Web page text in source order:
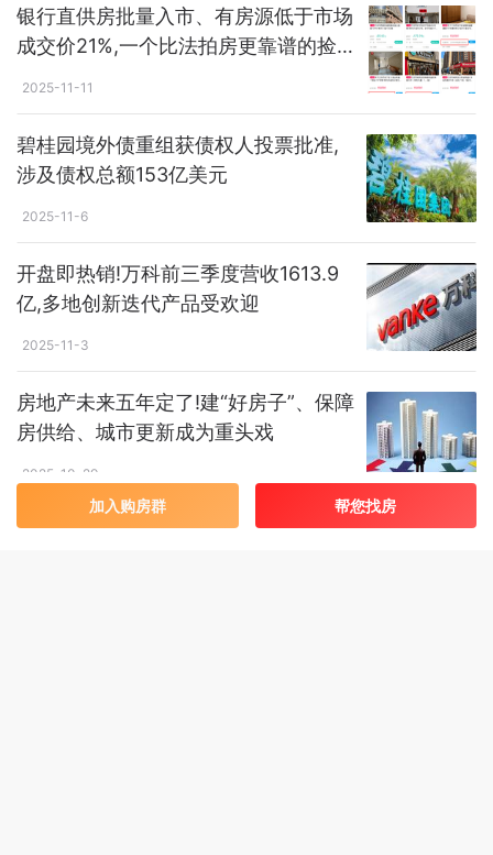
银行直供房批量入市、有房源低于市场
成交价21%,一个比法拍房更靠谱的捡
2025-11-11
碧桂园境外债重组获债权人投票批准,
涉及债权总额153亿美元
2025-11-6
开盘即热销!万科前三季度营收1613.9
亿,多地创新迭代产品受欢迎
2025-11-3
房地产未来五年定了!建“好房子”、保障
房供给、城市更新成为重头戏
2025-10-29
58安居客研究院韦谢:买房需求下降、
加入购房群 帮您找房